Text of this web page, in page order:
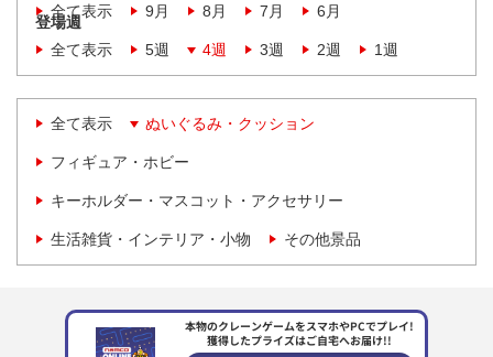
全て表示
9月 8月 7月 6月
登場週
全て表示
5週 4週 3週 2週 1週
全て表示 ぬいぐるみ・クッション
フィギュア・ホビー
キーホルダー・マスコット・アクセサリー
生活雑貨・インテリア・小物 その他景品
本物のクレーンゲームをスマホやPCでプレイ!
獲得したプライズはご自宅へお届け!!